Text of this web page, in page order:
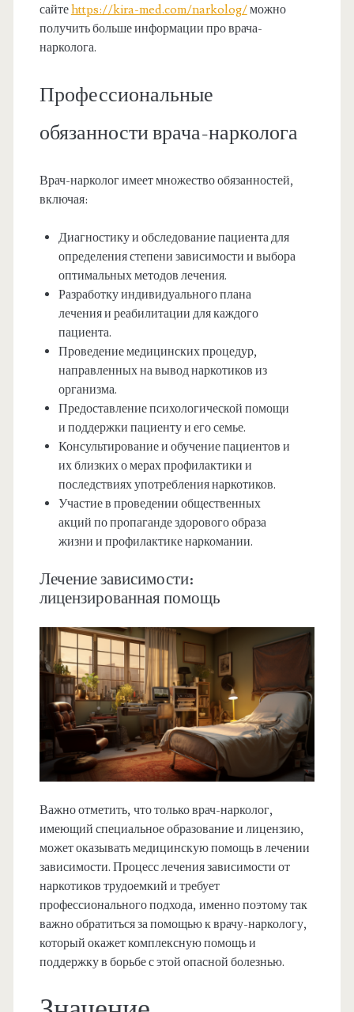
сайтеhttps://kira-med.com/narkolog/можно
получить больше информации про врача-
нарколога.
Профессиональные
обязанности врача-нарколога
Врач-нарколог имеет множество обязанностей,
включая:
Диагностику и обследование пациента для
определения степени зависимости и выбора
оптимальных методов лечения.
Разработку индивидуального плана
лечения и реабилитации для каждого
пациента.
Проведение медицинских процедур,
направленных на вывод наркотиков из
организма.
Предоставление психологической помощи
и поддержки пациенту и его семье.
Консультирование и обучение пациентов и
их близких о мерах профилактики и
последствиях употребления наркотиков.
Участие в проведении общественных
акций по пропаганде здорового образа
жизни и профилактике наркомании.
Лечение зависимости:
лицензированная помощь
Важно отметить, что только врач-нарколог,
имеющий специальное образование и лицензию,
может оказывать медицинскую помощь в лечении
зависимости. Процесс лечения зависимости от
наркотиков трудоемкий и требует
профессионального подхода, именно поэтому так
важно обратиться за помощью к врачу-наркологу,
который окажет комплексную помощь и
поддержку в борьбе с этой опасной болезнью.